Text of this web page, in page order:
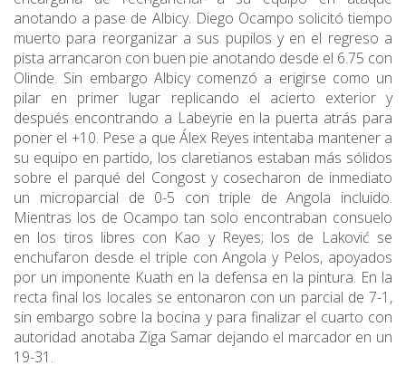
anotando a pase de Albicy. Diego Ocampo solicitó tiempo
muerto para reorganizar a sus pupilos y en el regreso a
pista arrancaron con buen pie anotando desde el 6.75 con
Olinde. Sin embargo Albicy comenzó a erigirse como un
pilar en primer lugar replicando el acierto exterior y
después encontrando a Labeyrie en la puerta atrás para
poner el +10. Pese a que Álex Reyes intentaba mantener a
su equipo en partido, los claretianos estaban más sólidos
sobre el parqué del Congost y cosecharon de inmediato
un microparcial de 0-5 con triple de Angola incluido.
Mientras los de Ocampo tan solo encontraban consuelo
en los tiros libres con Kao y Reyes; los de Laković se
enchufaron desde el triple con Angola y Pelos, apoyados
por un imponente Kuath en la defensa en la pintura. En la
recta final los locales se entonaron con un parcial de 7-1,
sin embargo sobre la bocina y para finalizar el cuarto con
autoridad anotaba Ziga Samar dejando el marcador en un
19-31.